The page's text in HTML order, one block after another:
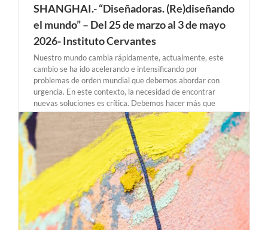
SHANGHAI.- “Diseñadoras. (Re)diseñando
el mundo” – Del 25 de marzo al 3 de mayo
2026- Instituto Cervantes
Nuestro mundo cambia rápidamente, actualmente, este
cambio se ha ido acelerando e intensificando por
problemas de orden mundial que debemos abordar con
urgencia. En este contexto, la necesidad de encontrar
nuevas soluciones es crítica. Debemos hacer más que
simplemente una mejor versión de lo que ya existe,
debemos construir una [...]